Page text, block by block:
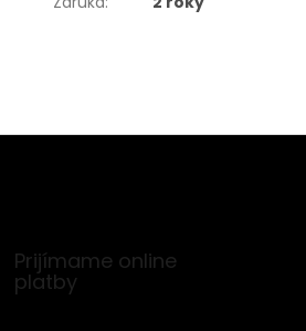
Prijímame online
platby